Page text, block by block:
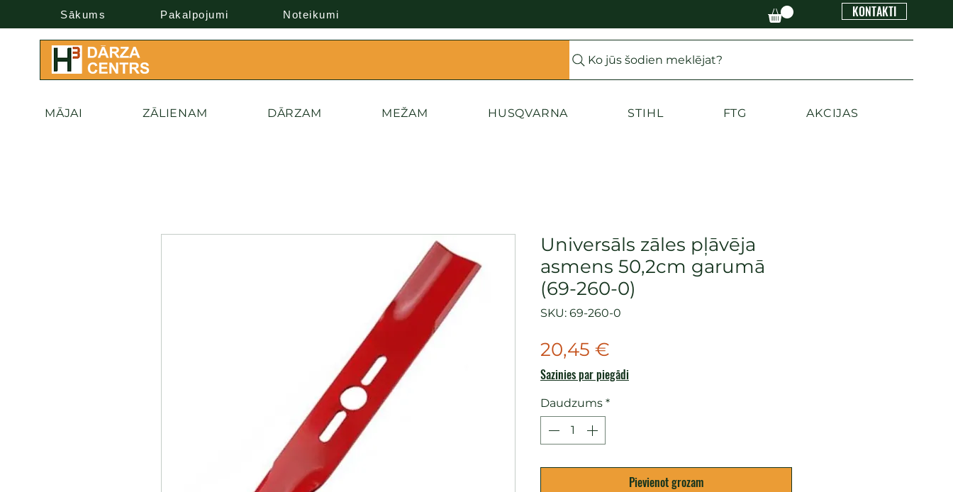
Sākums Pakalpojumi Noteikumi KONTAKTI
Ko jūs šodien meklējat?
MĀJAI ZĀLIENAM DĀRZAM MEŽAM HUSQVARNA STIHL FTG AKCIJAS
Universāls zāles pļāvēja
asmens 50,2cm garumā
(69-260-0)
SKU: 69-260-0
20,45 €
Sazinies par piegādi
Daudzums *
Pievienot grozam